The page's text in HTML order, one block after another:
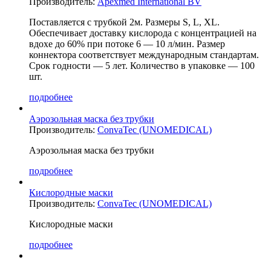
Поставляется с трубкой 2м. Размеры S, L, XL.
Обеспечивает доставку кислорода с концентрацией на
вдохе до 60% при потоке 6 — 10 л/мин. Размер
коннектора соответствует международным стандартам.
Срок годности — 5 лет. Количество в упаковке — 100
шт.
подробнее
Аэрозольная маска без трубки
Производитель: ConvaTec (UNOMEDICAL)
Аэрозольная маска без трубки
подробнее
Кислородные маски
Производитель: ConvaTec (UNOMEDICAL)
Кислородные маски
подробнее